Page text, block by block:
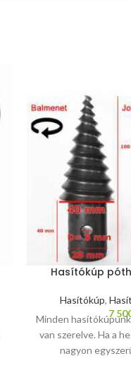
Hasítókúp
Hasítókúp,
7
Minden
van szerelve. Ha a
nagyon